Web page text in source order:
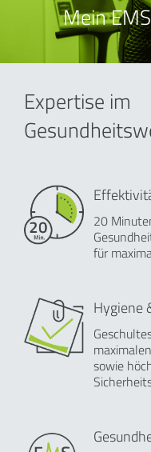
Mein
Expertise im
20
für
Hygiene
sowie